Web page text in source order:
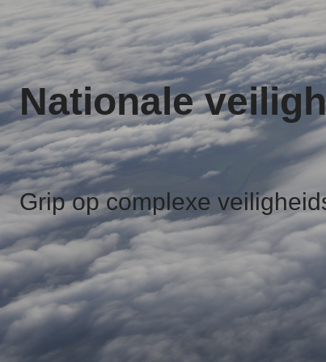
Nationale
Grip op complexe